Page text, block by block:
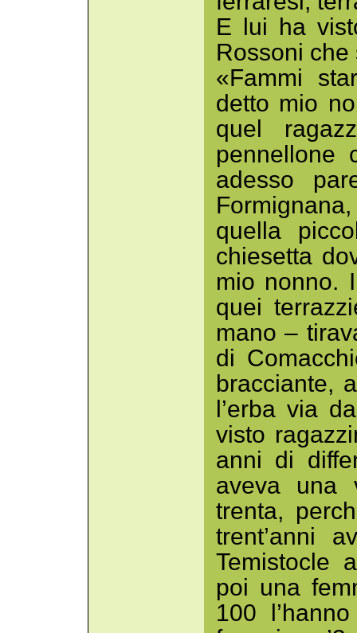
E lui ha
Rossoni
«Fammi
detto mio
quel
pennellone
adesso
quella
chiesetta
mio nonno.
quei
mano –
di
bracciante,
l’erba via
visto
anni di
aveva una
trenta,
trent’anni
Temistocle
poi una
100